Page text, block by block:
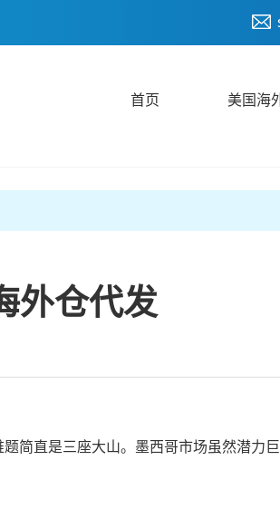
首页 美国海
外仓代发
简直是三座大山。墨西哥市场虽然潜